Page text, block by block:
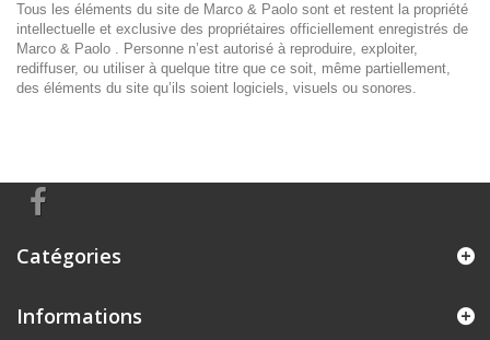
Tous les éléments du site de Marco & Paolo sont et restent la propriété
intellectuelle et exclusive des propriétaires officiellement enregistrés de
Marco & Paolo . Personne n’est autorisé à reproduire, exploiter,
rediffuser, ou utiliser à quelque titre que ce soit, même partiellement,
des éléments du site qu’ils soient logiciels, visuels ou sonores.
Catégories
Informations